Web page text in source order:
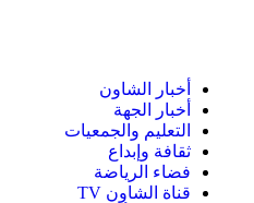
أخبار الشاون
أخبار الجهة
التعليم والجمعيات
ثقافة وإبداع
فضاء الرياضة
قناة الشاون TV